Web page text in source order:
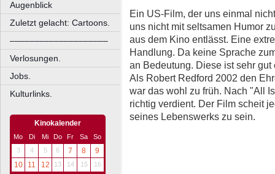
Augenblick
Zuletzt gelacht: Cartoons.
––––––––––––––––––––
Verlosungen.
Jobs.
Kulturlinks.
Kinokalender
Mo Di Mi Do Fr Sa
So
3
4 5 6 7 8
9
10
11 12 13 14 15 16
Ein US-Film, der uns einmal
uns nicht mit seltsamen Humor
aus dem Kino entlässt. Eine
Handlung. Da keine Sprache
an Bedeutung. Diese ist sehr gut
Als Robert Redford 2002 den
war das wohl zu früh. Nach "All
richtig verdient. Der Film scheit
seines Lebenswerks zu sein.